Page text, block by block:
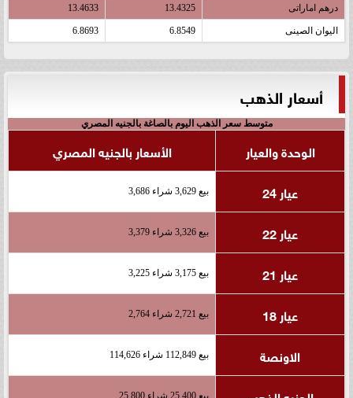
درهم اماراتى 13.4325
13.4633
اليوان الصينى 6.8549
6.8693
أسعار الذهب
متوسط سعر الذهب اليوم بالصاغة بالجنيه المصري
الوحدة والعيار
الأسعار بالجنيه المصري
عيار 24
بيع 3,629 شراء 3,686
عيار 22 بيع 3,326 شراء 3,379
عيار 21 بيع 3,175 شراء 3,225
عيار 18 بيع 2,721 شراء 2,764
الاونصة بيع 112,849 شراء 114,626
بيع 25,400 شراء 25,800